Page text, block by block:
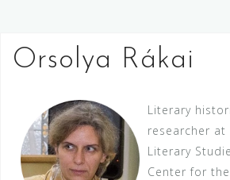
Orsolya Rákai
Literary
researcher
Literary
Center for